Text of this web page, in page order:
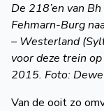
De 218’en van
Fehmarn-Burg
– Westerland
voor deze trein
2015. Foto:
Van de ooit zo